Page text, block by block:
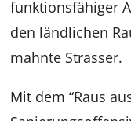
funktionsfähiger
den ländlichen
mahnte Strasser.
Mit dem “Raus